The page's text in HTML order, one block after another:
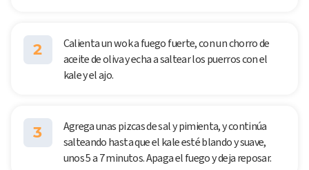
2
Calienta un wok a fuego fuerte, con un chorro de
aceite de oliva y echa a saltear los puerros con el
kale y el ajo.
3
Agrega unas pizcas de sal y pimienta, y continúa
salteando hasta que el kale esté blando y suave,
unos 5 a 7 minutos. Apaga el fuego y deja reposar.